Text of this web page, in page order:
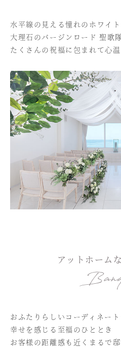
水平線の見える憧れのホワイ
大理石のバージンロード 聖歌
たくさんの祝福に包まれて心
アットホーム
おふたりらしいコーディネー
幸せを感じる至福のひととき
お客様の距離感も近くまるで